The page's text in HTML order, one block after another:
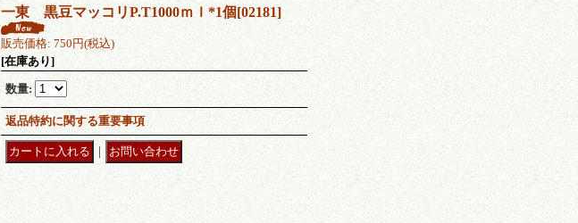
一東 黒豆マッコリP.T1000ｍｌ*1個[02181]
販売価格: 750円(税込)
[在庫あり]
数量:
返品特約に関する重要事項
｜